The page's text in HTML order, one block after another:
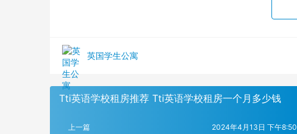
英国学生公寓
Tti英语学校租房推荐 Tti英语学校租房一个月多少钱
上一篇 2024年4月13日 下午8:50